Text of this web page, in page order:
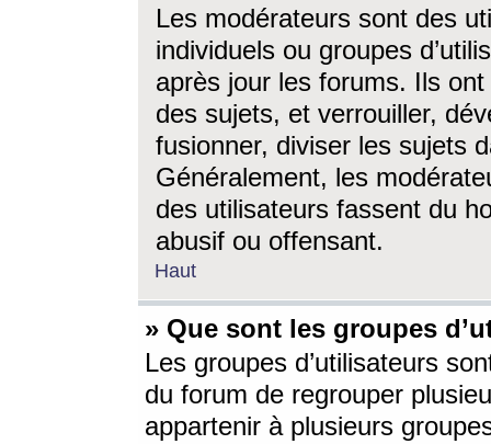
Les modérateurs sont des
individuels ou groupes
après jour les forums. Ils ont
des sujets, et verrouiller,
fusionner, diviser les sujets
Généralement, les
des utilisateurs fassent du
abusif ou offensant.
Haut
» Que sont les groupes
Les groupes d’utilisateurs
du forum de regrouper
appartenir à plusieurs